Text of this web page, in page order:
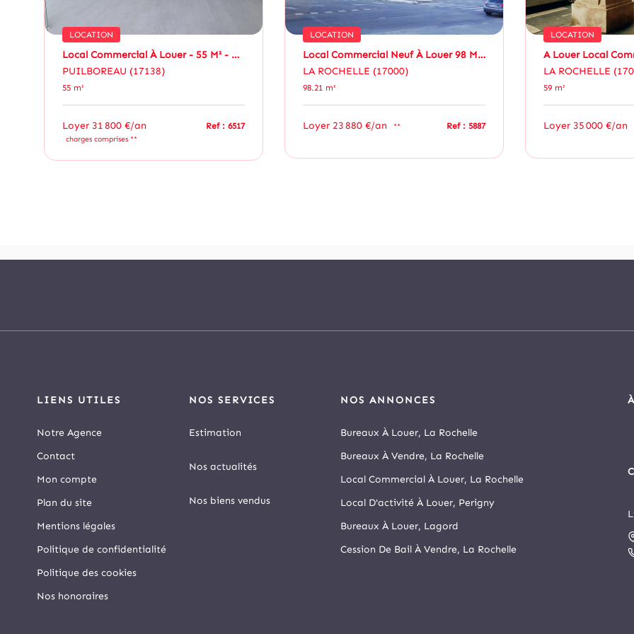
LOCATION
Local Commercial À Louer - 55 M² - Zone Commerciale Dynamique - Puilboreau
PUILBOREAU (17138)
55 m²
Loyer 31 800 €/an
charges comprises **
Ref : 6517
LOCATION
Local Commercial Neuf À Louer 98 M² Axe Passant Historique À L'entrée De La Rochelle, Visibilité Maximale
LA ROCHELLE (17000)
98.21 m²
Loyer 23 880 €/an ** Ref : 5887
LOCATION
LA ROCHELLE
59 m²
Loyer 35 000 €/an
LIENS UTILES
Notre Agence
Contact
Mon compte
Plan du site
Mentions légales
Politique de confidentialité
Politique des cookies
Nos honoraires
NOS SERVICES
Estimation
Nos actualités
Nos biens vendus
NOS ANNONCES
Bureaux À Louer, La Rochelle
Bureaux À Vendre, La Rochelle
Local Commercial À Louer, La Rochelle
Local D'activité À Louer, Perigny
Bureaux À Louer, Lagord
Cession De Bail À Vendre, La Rochelle